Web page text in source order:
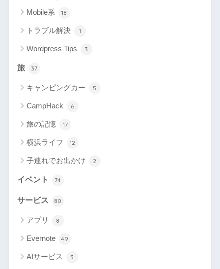
Mobile系 18
トラブル解決 1
Wordpress Tips 3
旅 37
キャンピングカー 5
CampHack 6
旅の記憶 17
横浜ライフ 12
子連れでお出かけ 2
イベント 74
サービス 80
アプリ 8
Evernote 49
AIサービス 3